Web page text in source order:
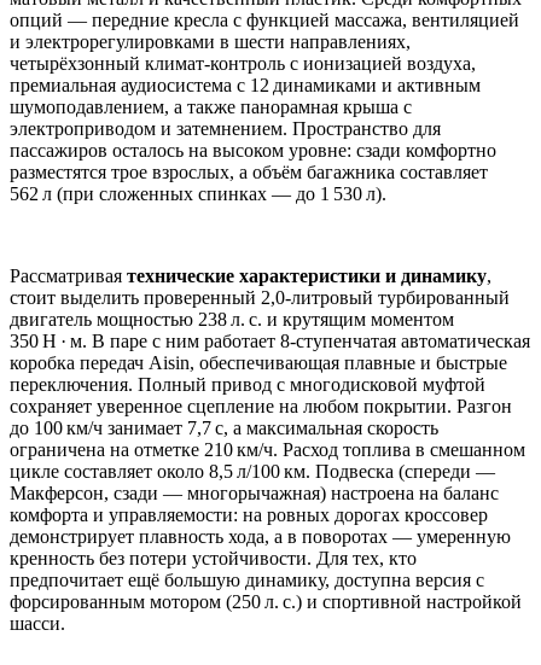
опций — передние кресла с функцией массажа, вентиляцией
и электрорегулировками в шести направлениях,
четырёхзонный климат‑контроль с ионизацией воздуха,
премиальная аудиосистема с 12 динамиками и активным
шумоподавлением, а также панорамная крыша с
электроприводом и затемнением. Пространство для
пассажиров осталось на высоком уровне: сзади комфортно
разместятся трое взрослых, а объём багажника составляет
562 л (при сложенных спинках — до 1 530 л).
Рассматривая технические характеристики и динамику,
стоит выделить проверенный 2,0‑литровый турбированный
двигатель мощностью 238 л. с. и крутящим моментом
350 Н · м. В паре с ним работает 8‑ступенчатая автоматическая
коробка передач Aisin, обеспечивающая плавные и быстрые
переключения. Полный привод с многодисковой муфтой
сохраняет уверенное сцепление на любом покрытии. Разгон
до 100 км/ч занимает 7,7 с, а максимальная скорость
ограничена на отметке 210 км/ч. Расход топлива в смешанном
цикле составляет около 8,5 л/100 км. Подвеска (спереди —
Макферсон, сзади — многорычажная) настроена на баланс
комфорта и управляемости: на ровных дорогах кроссовер
демонстрирует плавность хода, а в поворотах — умеренную
кренность без потери устойчивости. Для тех, кто
предпочитает ещё большую динамику, доступна версия с
форсированным мотором (250 л. с.) и спортивной настройкой
шасси.